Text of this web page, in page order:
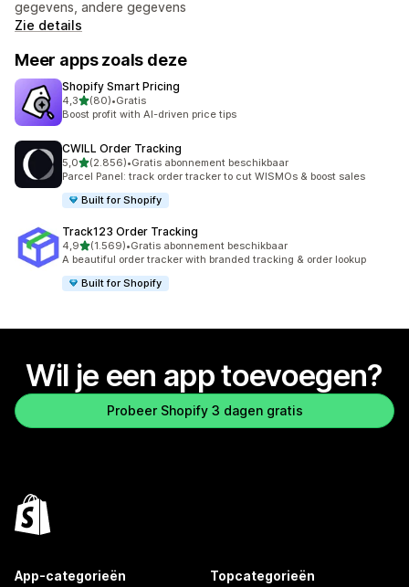
gegevens, andere gegevens
Zie details
Meer apps zoals deze
Shopify Smart Pricing
4,3van 5 sterren
(80)
80 recensies in totaal
•Gratis
Boost profit with AI-driven price tips
CWILL Order Tracking
5,0van 5 sterren
(2.856)
2856 recensies in totaal
•Gratis abonnement beschikbaar
Parcel Panel: track order tracker to cut WISMOs & boost sales
Built for Shopify
Track123 Order Tracking
4,9van 5 sterren
(1.569)
1569 recensies in totaal
•Gratis abonnement beschikbaar
A beautiful order tracker with branded tracking & order lookup
Built for Shopify
Wil je een app toevoegen?
Probeer Shopify 3 dagen gratis
App-categorieën Topcategorieën